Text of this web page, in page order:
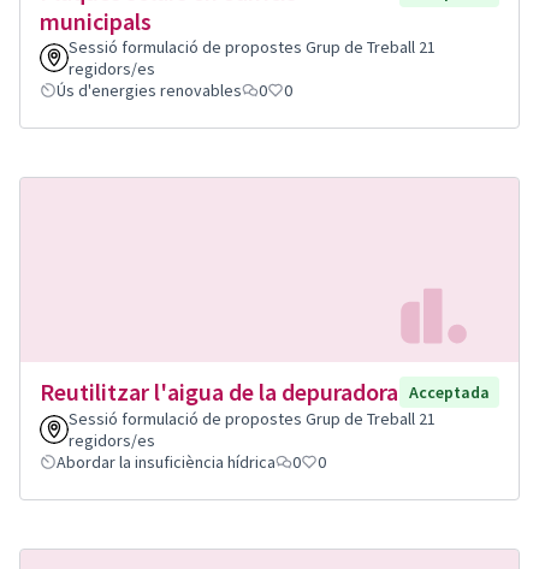
municipals
Sessió formulació de propostes Grup de Treball 21
regidors/es
Ús d'energies renovables
0 0
Reutilitzar l'aigua de la depuradora Acceptada
Sessió formulació de propostes Grup de Treball 21
regidors/es
Abordar la insuficiència hídrica
0 0